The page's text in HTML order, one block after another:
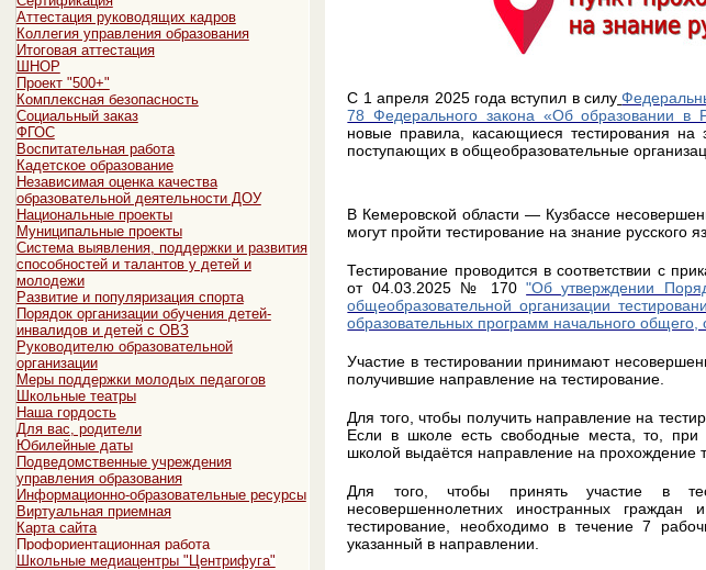
Аттестация руководящих кадров
Коллегия управления образования
Итоговая аттестация
ШНОР
Проект "500+"
Комплексная безопасность
Социальный заказ
ФГОС
Воспитательная работа
Кадетское образование
Независимая оценка качества
образовательной деятельности ДОУ
Национальные проекты
Муниципальные проекты
Система выявления, поддержки и развития
способностей и талантов у детей и
молодежи
Развитие и популяризация спорта
Порядок организации обучения детей-
инвалидов и детей с ОВЗ
Руководителю образовательной
организации
Меры поддержки молодых педагогов
Школьные театры
Наша гордость
Для вас, родители
Юбилейные даты
Подведомственные учреждения
управления образования
Информационно-образовательные ресурсы
Виртуальная приемная
Карта сайта
Профориентационная работа
Школьные медиацентры "Центрифуга"
С 1 апреля 2025 года вступил в силу
78 Федерального закона «Об образовании в
новые правила, касающиеся тестирования на
поступающих в общеобразовательные
В Кемеровской области — Кузбассе
могут пройти тестирование на знание русского
Тестирование проводится в соответствии с
от 04.03.2025 № 170"Об утверждении
общеобразовательной организации
образовательных программ начального
Участие в тестировании принимают
получившие направление на тестирование.
Для того, чтобы получить направление на
Если в школе есть свободные места, то, при
школой выдаётся направление на прохождение
Для того, чтобы принять участие в
несовершеннолетних иностранных
тестирование, необходимо в течение 7
указанный в направлении.